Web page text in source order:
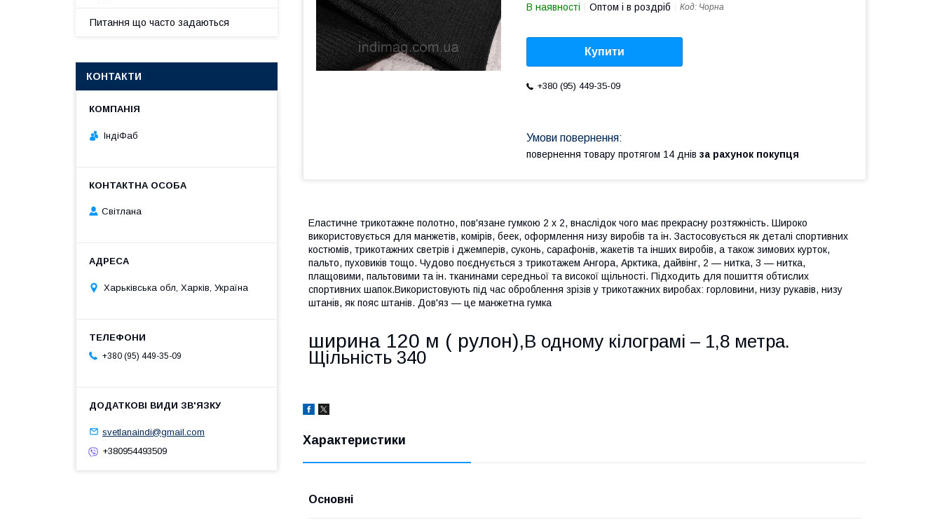
В наявності Оптом і в роздріб Код: Чорна
Купити
+380 (95) 449-35-09
повернення товару протягом 14 днів за рахунок покупця
Еластичне трикотажне полотно, пов'язане гумкою 2 х 2, внаслідок чого має прекрасну розтяжність. Широко
використовується для манжетів, комірів, беек, оформлення низу виробів та ін. Застосовується як деталі спортивних
костюмів, трикотажних светрів і джемперів, суконь, сарафонів, жакетів та інших виробів, а також зимових курток,
пальто, пуховиків тощо. Чудово поєднується з трикотажем Ангора, Арктика, дайвінг, 2 — нитка, 3 — нитка,
плащовими, пальтовими та ін. тканинами середньої та високої щільності. Підходить для пошиття обтислих
спортивних шапок.Використовують під час оброблення зрізів у трикотажних виробах: горловини, низу рукавів, низу
штанів, як пояс штанів. Дов'яз — це манжетна гумка
ширина 120 м ( рулон),В одному кілограмі – 1,8 метра.
Щільність 340
Характеристики
Основні
Питання що часто задаються
КОНТАКТИ
ІндіФаб
Світлана
Харьківська обл, Харків, Україна
+380 (95) 449-35-09
svetlanaindi@gmail.com
+380954493509